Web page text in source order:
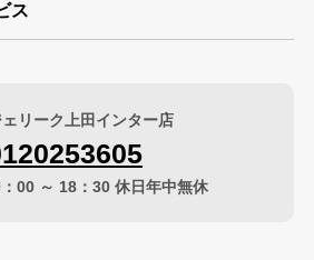
ス
リーク上田インター店
00 ～ 18：30 休日年中無休